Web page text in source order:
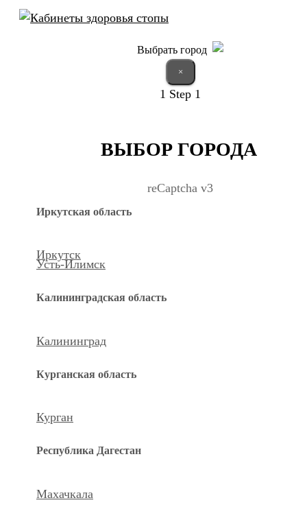
Выбрать город
×
1 Step 1
ВЫБОР ГОРОДА
reCaptcha v3
Иркутская область
Иркутск
Усть-Илимск
Калининградская область
Калининград
Курганская область
Курган
Республика Дагестан
Махачкала